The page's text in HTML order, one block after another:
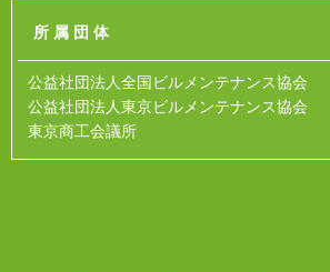
所属団体
公益社団法人全国ビルメンテナンス協会
公益社団法人東京ビルメンテナンス協会
東京商工会議所